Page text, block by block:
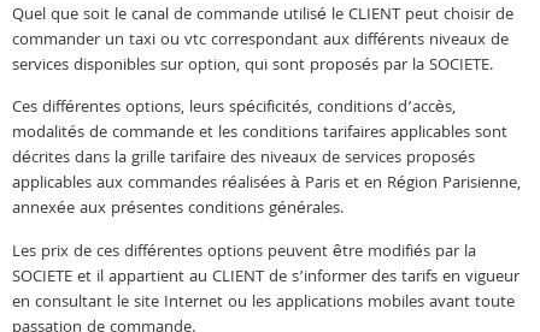
Quel que soit le canal de commande utilisé le CLIENT peut choisir de
commander un taxi ou vtc correspondant aux différents niveaux de
services disponibles sur option, qui sont proposés par la SOCIETE.
Ces différentes options, leurs spécificités, conditions d’accès,
modalités de commande et les conditions tarifaires applicables sont
décrites dans la grille tarifaire des niveaux de services proposés
applicables aux commandes réalisées à Paris et en Région Parisienne,
annexée aux présentes conditions générales.
Les prix de ces différentes options peuvent être modifiés par la
SOCIETE et il appartient au CLIENT de s’informer des tarifs en vigueur
en consultant le site Internet ou les applications mobiles avant toute